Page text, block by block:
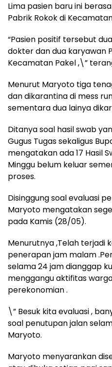
Lima pasien baru ini
Pabrik Rokok di
“Pasien positif tersebut
dokter dan dua karyawan
Kecamatan Pakel ,\”
Menurut Maryoto tiga
dan dikarantina di mess
sementara dua lainya
Ditanya soal hasil swab
Gugus Tugas sekaligus
mengatakan ada 17 Hasil
Minggu belum keluar
proses.
Disinggung soal evaluasi
Maryoto mengatakan
pada Kamis (28/05).
Menurutnya ,Telah terjadi
penerapan jam malam
selama 24 jam dianggap
menggangu aktifitas
perekonomian .
\” Besuk kita evaluasi ,
soal penutupan jalan
Maryoto.
Maryoto menyarankan